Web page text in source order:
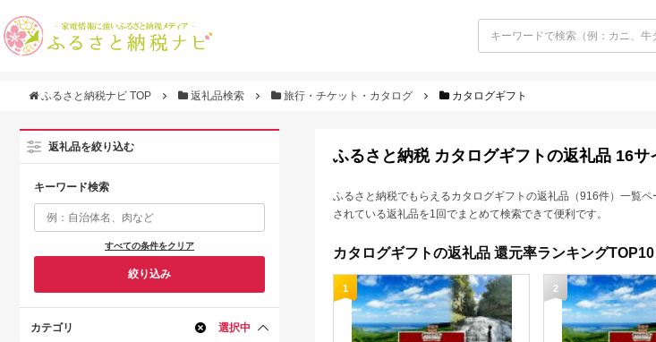
ふるさと納税ナビ TOP 返礼品検索 旅行・チケット・カタログ カタログギフト
返礼品を絞り込む
キーワード検索
すべての条件をクリア
絞り込み
カテゴリ 選択中
ふるさと納税 カタログギフトの返礼品 16サ
ふるさと納税でもらえるカタログギフトの返礼品（916件）一覧
されている返礼品を1回でまとめて検索できて便利です。
カタログギフトの返礼品 還元率ランキングTOP10
1 2